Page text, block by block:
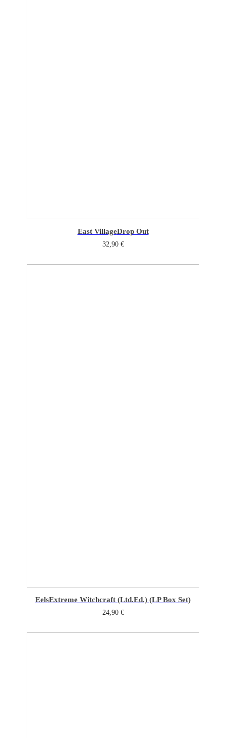
East VillageDrop Out
32,90 €
EelsExtreme Witchcraft (Ltd.Ed.) (LP Box Set)
24,90 €